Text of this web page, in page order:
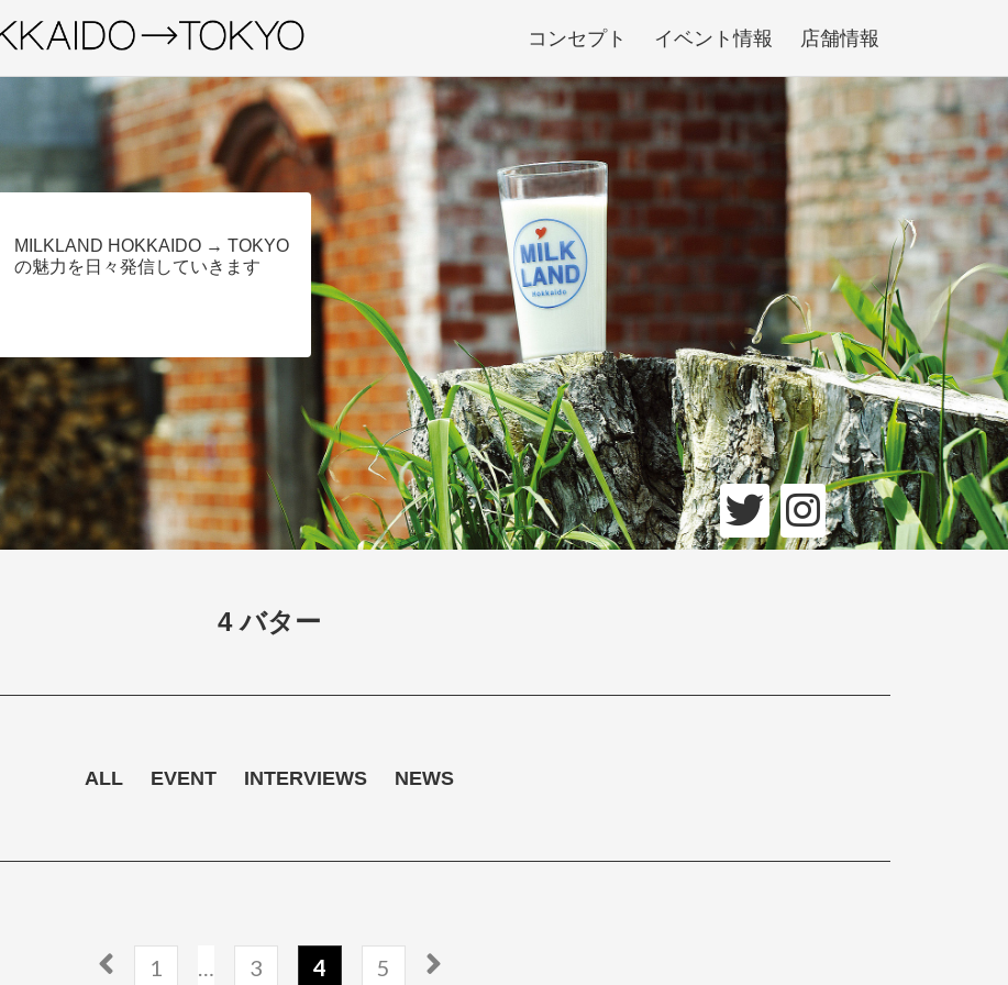
コンセプト イベント情報 店舗情報
MILKLAND HOKKAIDO → TOKYO
の魅力を日々発信していきます
4 バター
ALL EVENT INTERVIEWS NEWS
1 … 3 4 5